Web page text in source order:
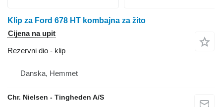
Klip za Ford 678 HT kombajna za žito
Cijena na upit
Rezervni dio - klip
Danska, Hemmet
Chr. Nielsen - Tingheden A/S